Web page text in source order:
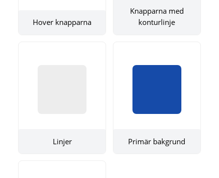
Hover knapparna
Knapparna med
konturlinje
Linjer Primär bakgrund